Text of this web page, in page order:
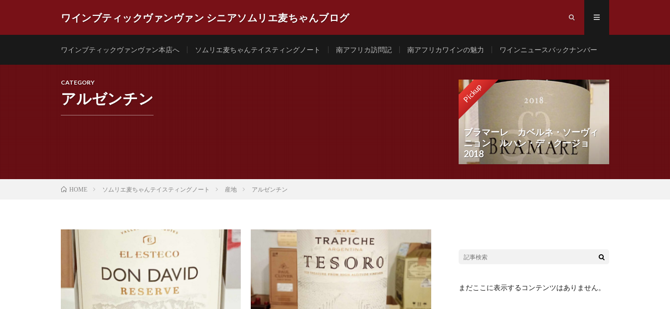
ワインブティックヴァンヴァン シニアソムリエ麦ちゃんブログ
エ認定NO.613 ワインの魅力を発信します。特に南アフリカワインの品揃えは日本一！
ワインブティックヴァンヴァン本店へ ソムリエ麦ちゃんテイスティングノート 南アフリカ訪問記 南アフリカワインの魅力 ワインニュースバックナンバー
CATEGORY
アルゼンチン Pickup
ブラマーレ カベルネ・ソーヴィ
ニョン ルハン・デ・クージョ
2018
HOME ソムリエ麦ちゃんテイスティングノート 産地 アルゼンチン
まだここに表示するコンテンツはありません。